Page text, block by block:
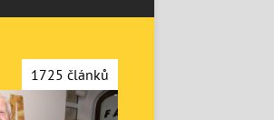
1725 článků